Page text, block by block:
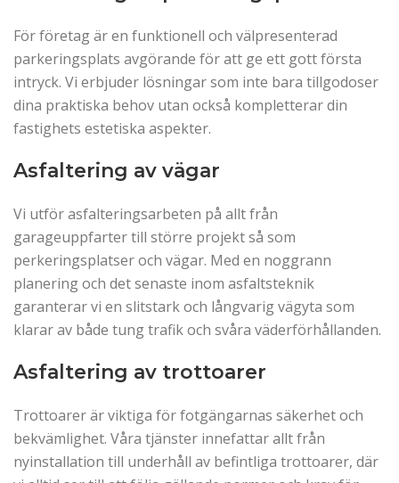
För företag är en funktionell och välpresenterad
parkeringsplats avgörande för att ge ett gott första
intryck. Vi erbjuder lösningar som inte bara tillgodoser
dina praktiska behov utan också kompletterar din
fastighets estetiska aspekter.
Asfaltering av vägar
Vi utför asfalteringsarbeten på allt från
garageuppfarter till större projekt så som
perkeringsplatser och vägar. Med en noggrann
planering och det senaste inom asfaltsteknik
garanterar vi en slitstark och långvarig vägyta som
klarar av både tung trafik och svåra väderförhållanden.
Asfaltering av trottoarer
Trottoarer är viktiga för fotgängarnas säkerhet och
bekvämlighet. Våra tjänster innefattar allt från
nyinstallation till underhåll av befintliga trottoarer, där